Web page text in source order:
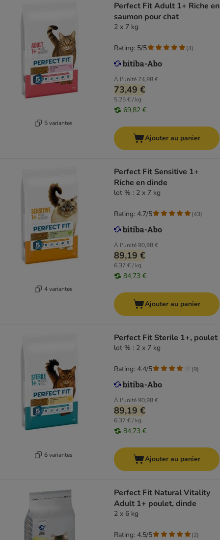
5 variantes
Perfect Fit Adult 1+ Riche en
saumon pour chat
2 x 7 kg
À l'unité 74,98 €
73,49 €
5,25 € / kg
69,82 €
Rating: 5/5 (4)
Ajouter au panier
4 variantes
Perfect Fit Sensitive 1+
Riche en dinde
lot % : 2 x 7 kg
À l'unité90,98 €
89,19 €
6,37 € / kg
84,73 €
Rating: 4.7/5 (43)
Ajouter au panier
6 variantes
Perfect Fit Sterile 1+, poulet
lot % : 2 x 7 kg
À l'unité90,98 €
89,19 €
6,37 € / kg
84,73 €
Rating: 4.4/5 (9)
Ajouter au panier
Perfect Fit Natural Vitality
Adult 1+ poulet, dinde
2 x 6 kg
Rating: 4.5/5 (2)